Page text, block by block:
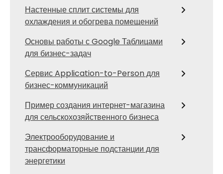
Настенные сплит системы для
охлаждения и обогрева помещений
Основы работы с Google Таблицами
для бизнес-задач
Сервис Application-to-Person для
бизнес-коммуникаций
Пример создания интернет-магазина
для сельскохозяйственного бизнеса
Электрооборудование и
трансформаторные подстанции для
энергетики